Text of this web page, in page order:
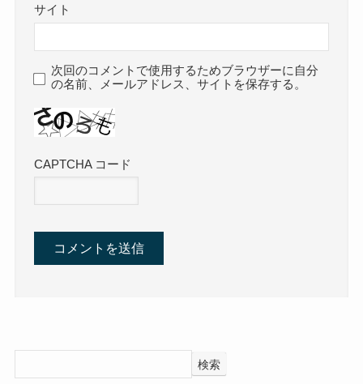
サイト
次回のコメントで使用するためブラウザーに自分
の名前、メールアドレス、サイトを保存する。
CAPTCHA コード
検索